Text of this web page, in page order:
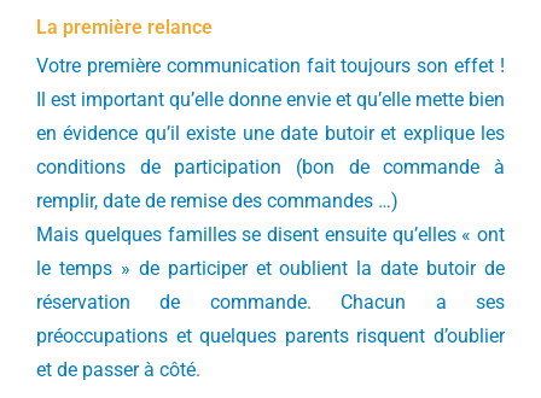
La première relance
Votre première communication fait toujours son effet !
Il est important qu’elle donne envie et qu’elle mette bien
en évidence qu’il existe une date butoir et explique les
conditions de participation (bon de commande à
remplir, date de remise des commandes …)
Mais quelques familles se disent ensuite qu’elles « ont
le temps » de participer et oublient la date butoir de
réservation de commande. Chacun a ses
préoccupations et quelques parents risquent d’oublier
et de passer à côté.